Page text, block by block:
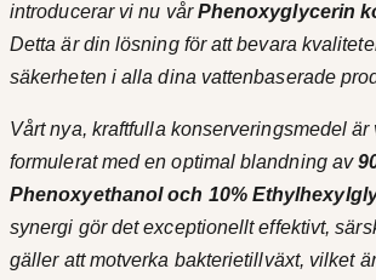
introducerar vi nu vårPhenoxyglycerin
Detta är din lösning för att bevara
säkerheten i alla dina vattenbaserade
Vårt nya, kraftfulla konserveringsmedel
formulerat med en optimal blandning av
Phenoxyethanol och 10%
synergi gör det exceptionellt effektivt,
gäller att motverka bakterietillväxt, vilket